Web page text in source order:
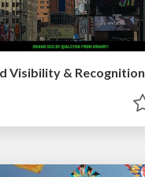
Visibility & Recognition